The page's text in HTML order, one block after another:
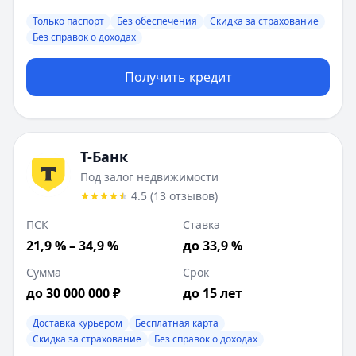
Цель:На любые цели
Способы получения:На карту, Наличные, На счет
Залог:
Возраст:
Время рассмотрения:
Т-Банк:Под залог недвижимости
Ставка от:
Сумма:200 000-30 000 000
Срок до: 180
месяцев
Рейтинг:
Требования:Наличие гражданства РФ, Постоянная
Документы:
Описание:Представитель банка доставит карту с
Способы получения:
На карту
Под залог недвижимости
Только паспорт Без обеспечения
Скидка за страхование
Без справок о доходах
Получить кредит
Т-Банк
Под залог недвижимости
4.5 (13 отзывов)
ПСК
21,9 % – 34,9 %
Ставка
до 33,9 %
Сумма
до 30 000 000 ₽
Срок
до 15 лет
Доставка курьером
Бесплатная карта
Скидка за страхование
Без справок о доходах